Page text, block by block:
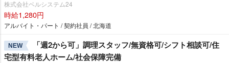
株式会社ベルシステム24
時給1,280円
アルバイト・パート / 契約社員 / 北海道
NEW
「週2から可」調理スタッフ/無資格可/シフト相談可/住
宅型有料老人ホーム/社会保障完備